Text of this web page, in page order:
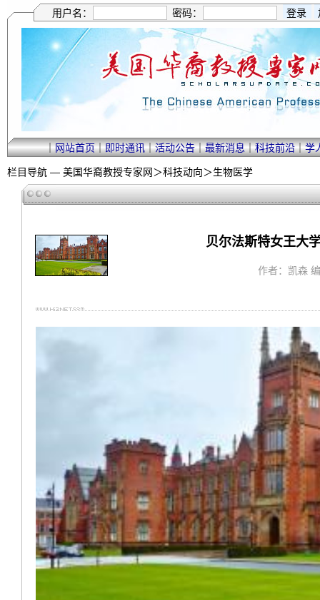
用户名： 密码：
｜网站首页｜即时通讯｜活动公告｜最新消息｜科技前沿｜学
栏目导航 — 美国华裔教授专家网＞科技动向＞生物医学
贝尔法斯特女王大
作者：凯森